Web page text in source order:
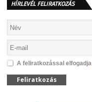
HÍRLEVÉL FELIRATKOZÁS
A feliratkozással elfogadja
Feliratkozás